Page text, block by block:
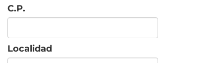
C.P.
Localidad